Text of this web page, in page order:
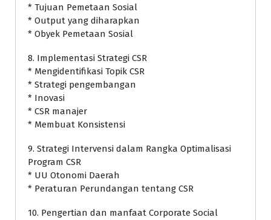
* Tujuan Pemetaan Sosial
* Output yang diharapkan
* Obyek Pemetaan Sosial
8. Implementasi Strategi CSR
* Mengidentifikasi Topik CSR
* Strategi pengembangan
* Inovasi
* CSR manajer
* Membuat Konsistensi
9. Strategi Intervensi dalam Rangka Optimalisasi
Program CSR
* UU Otonomi Daerah
* Peraturan Perundangan tentang CSR
10. Pengertian dan manfaat Corporate Social